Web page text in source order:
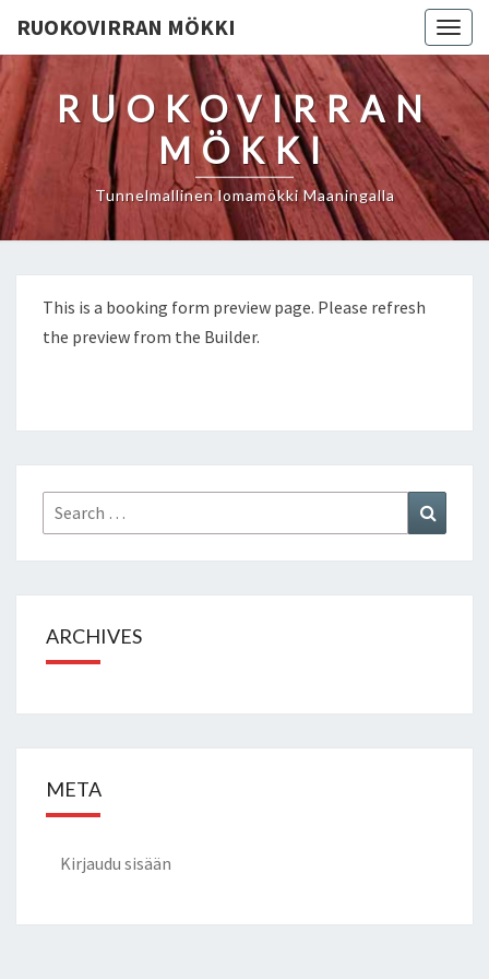
RUOKOVIRRAN MÖKKI
RUOKOVIRRAN
MÖKKI
Tunnelmallinen lomamökki Maaningalla
This is a booking form preview page. Please refresh
the preview from the Builder.
Search
for:
ARCHIVES
META
Kirjaudu sisään